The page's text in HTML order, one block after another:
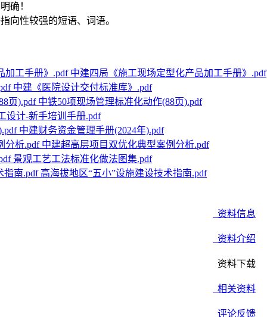
确！
向性较强的短语、词语。
中建四局《施工现场定型化产品加工手册》.pdf
中建《医院设计交付标准库》.pdf
中铁50项现场管理标准化动作(88页).pdf
设计-新手培训手册.pdf
中建财务资金管理手册(2024年).pdf
中建超高层项目双优化典型案例分析.pdf
景观工艺工法标准化做法图集.pdf
高海拔地区“五小”设施建设技术指南.pdf
资料信息
资料介绍
资料下载
相关资料
评论反馈